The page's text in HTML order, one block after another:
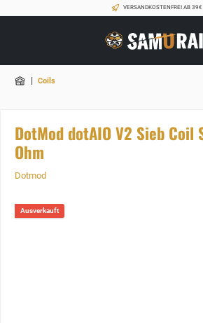
VERSANDKOSTENFREI AB 39€
| Coils
DotMod dotAIO V2 Sieb Coil
Ohm
Dotmod
Ausverkauft